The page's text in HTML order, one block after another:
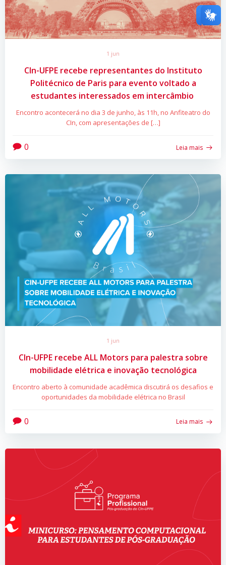
1 jun
CIn-UFPE recebe representantes do Instituto
Politécnico de Paris para evento voltado a
estudantes interessados em intercâmbio
Encontro acontecerá no dia 3 de junho, às 11h, no Anfiteatro do
CIn, com apresentações de […]
0 Leia mais
1 jun
CIn-UFPE recebe ALL Motors para palestra sobre
mobilidade elétrica e inovação tecnológica
Encontro aberto à comunidade acadêmica discutirá os desafios e
oportunidades da mobilidade elétrica no Brasil
0 Leia mais